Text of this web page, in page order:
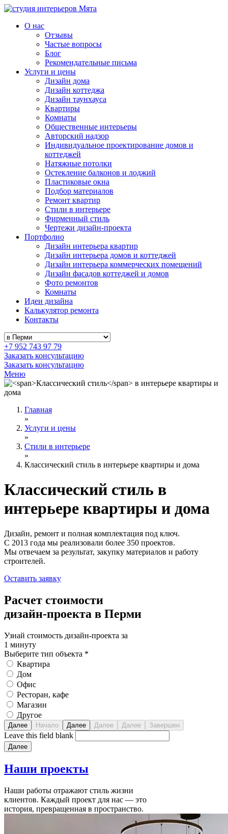
О нас
Отзывы
Частые вопросы
Блог
Рекомендательные письма
Услуги и цены
Дизайн дома
Дизайн коттеджа
Дизайн таунхауса
Квартиры
Комнаты
Общественные интерьеры
Авторский надзор
Индивидуальное проектирование домов и
коттеджей
Натяжные потолки
Остекление балконов и лоджий
Пластиковые окна
Подбор материалов
Ремонт квартир
Стили в интерьере
Фирменный стиль
Чертежи дизайн-проекта
Портфолио
Дизайн интерьера квартир
Дизайн интерьера домов и коттеджей
Дизайн интерьера коммерческих помещений
Дизайн фасадов коттеджей и домов
Фото ремонтов
Комнаты
Идеи дизайна
Калькулятор ремонта
Контакты
+7 952 743 97 79
Заказать консультацию
Заказать консультацию
Меню
Главная
»
Услуги и цены
»
Стили в интерьере
»
Классический стиль в интерьере квартиры и дома
Классический стиль в
интерьере квартиры и дома
Дизайн, ремонт и полная комплектация под ключ.
С 2013 года мы реализовали более 350 проектов.
Мы отвечаем за результат, закупку материалов и работу
строителей.
Оставить заявку
Расчет стоимости
дизайн-проекта в Перми
Узнай стоимость дизайн-проекта за
1 минуту
Выберите тип объекта *
Квартира
Дом
Офис
Ресторан, кафе
Магазин
Другое
Leave this field blank
Наши проекты
Наши работы отражают стиль жизни
клиентов. Каждый проект для нас — это
история, превращенная в пространство.